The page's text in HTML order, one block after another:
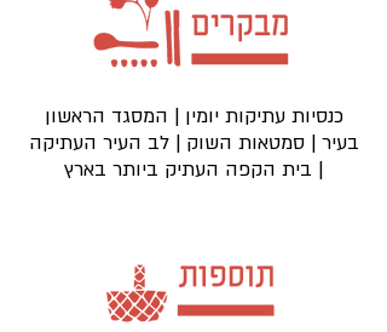
כנסיות עתיקות יומין | המסגד הראשון
בעיר | סמטאות השוק | לב העיר העתיקה
| בית הקפה העתיק ביותר בארץ